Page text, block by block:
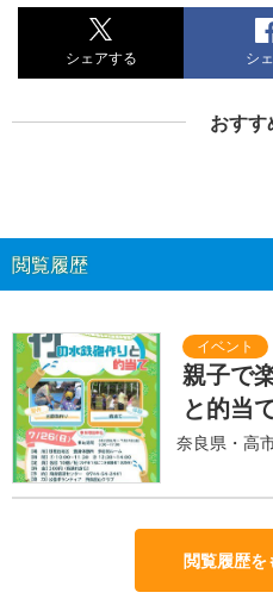
シェアする シ
おすす
閲覧履歴
親子で
と的当
奈良県・高
閲覧履歴を